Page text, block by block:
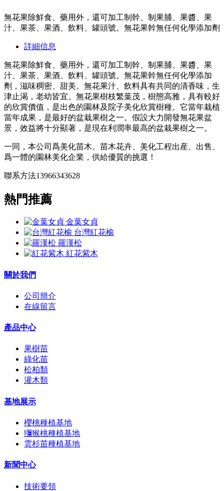
無花果除鮮食、藥用外，還可加工制幹、制果脯、果醬、果
汁、果茶、果酒、飲料、罐頭號。無花果幹無任何化學添加劑
詳細信息
無花果除鮮食、藥用外，還可加工制幹、制果脯、果醬、果
汁、果茶、果酒、飲料、罐頭號。無花果幹無任何化學添加
劑，滋味稠密、甜美。無花果汁、飲料具有共同的清香味，生
津止渴，老幼皆宜。無花果樹枝繁葉茂，樹態高雅，具有較好
的欣賞價值，是出色的園林及院子美化欣賞樹種。它當年栽植
當年成果，是最好的盆栽果樹之一。假設大力開發無花果盆
景，效益將十分顯著，是現在利潤率最高的盆栽果樹之一。
一同，本公司爲美化苗木、苗木花卉、美化工程出産、出售、
爲一體的園林美化企業，供給優質的挑選！
聯系方法13966343628
熱門推薦
金葉女貞
台灣紅花榆
羅漢松
紅花紫木
關於我們
公司簡介
在線留言
產品中心
果樹苗
綠化苗
松柏類
灌木類
基地展示
櫻桃種植基地
獼猴桃種植基地
雲杉苗種植基地
新聞中心
技術要領